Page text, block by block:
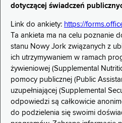
dotyczącej świadczeń
Link do ankiety: https://
Ta ankieta ma na celu poznanie
stanu Nowy Jork związanych z
ich utrzymywaniem w ramach
żywieniowej (Supplemental
pomocy publicznej (Public
uzupełniającej (Supplemental
odpowiedzi są całkowicie
do podzielenia się swoimi